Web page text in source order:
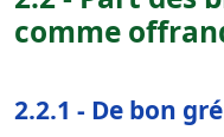
comme
2.2.1 - De bon gré